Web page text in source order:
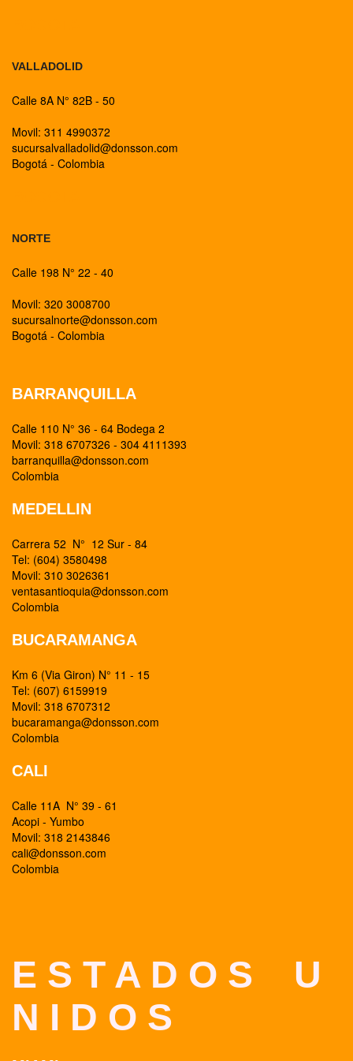
VALLADOLID
Calle 8A N° 82B - 50
Movil: 311 4990372
sucursalvalladolid@donsson.com
Bogotá - Colombia
NORTE
Calle 198 N° 22 - 40
Movil: 320 3008700
sucursalnorte@donsson.com
Bogotá - Colombia
BARRANQUILLA
Calle 110 N° 36 - 64 Bodega 2
Movil: 318 6707326 - 304 4111393
barranquilla@donsson.com
Colombia
MEDELLIN
Carrera 52 N° 12 Sur - 84
Tel: (604) 3580498
Movil: 310 3026361
ventasantioquia@donsson.com
Colombia
BUCARAMANGA
Km 6 (Via Giron) N° 11 - 15
Tel: (607) 6159919
Movil: 318 6707312
bucaramanga@donsson.com
Colombia
CALI
Calle 11A N° 39 - 61
Acopi - Yumbo
Movil: 318 2143846
cali@donsson.com
Colombia
E S T A D O S U
N I D O S